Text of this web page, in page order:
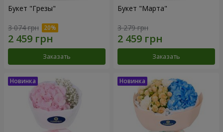
Букет "Грезы"
3 074 грн
Заказать
Букет "Марта"
3 279 грн
Заказать